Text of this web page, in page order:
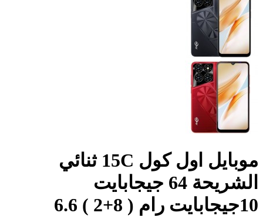
موبايل اول كول 15C ثنائي
الشريحة 64 جيجابايت
10جيجابايت رام ( 8+2 ) 6.6